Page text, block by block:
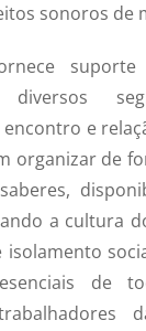
sonoros de
e
organizar de
a cultura
isolamento
de